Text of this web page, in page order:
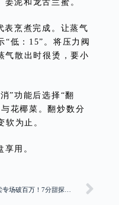
泥和龙舌兰蜜。
烹煮完成。让蒸气
“低：15”。将压力阀
气散出时很烫，要小
功能后选择“翻
花椰菜。翻炒数分
软为止。
用。